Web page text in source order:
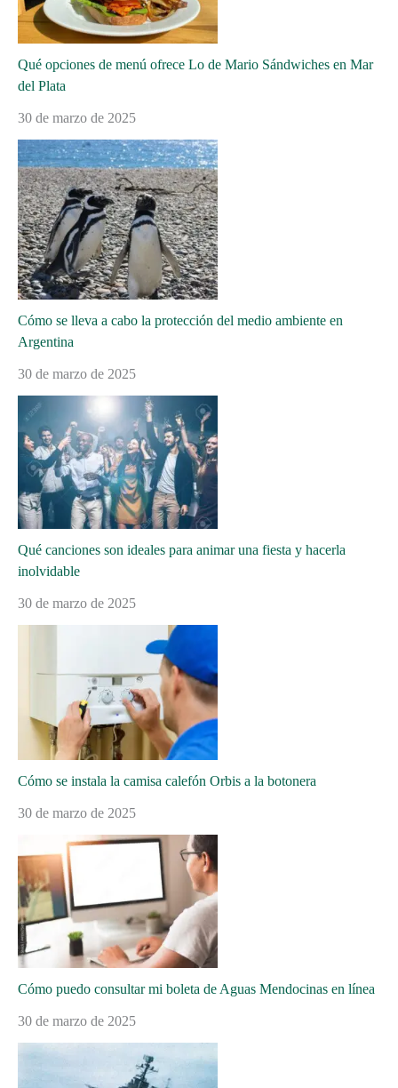
Qué opciones de menú ofrece Lo de Mario Sándwiches en Mar
del Plata
30 de marzo de 2025
Cómo se lleva a cabo la protección del medio ambiente en
Argentina
30 de marzo de 2025
Qué canciones son ideales para animar una fiesta y hacerla
inolvidable
30 de marzo de 2025
Cómo se instala la camisa calefón Orbis a la botonera
30 de marzo de 2025
Cómo puedo consultar mi boleta de Aguas Mendocinas en línea
30 de marzo de 2025